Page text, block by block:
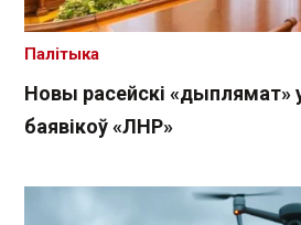
Новы расейскі «дыплямат»
баявікоў «ЛНР»
Палітыка